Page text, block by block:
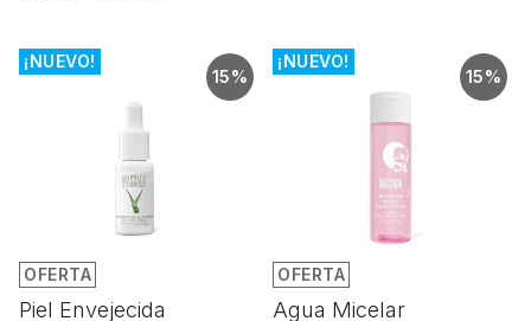
15%
OFERTA
¡NUEVO!
Piel Envejecida
15%
OFERTA
¡NUEVO!
Agua Micelar